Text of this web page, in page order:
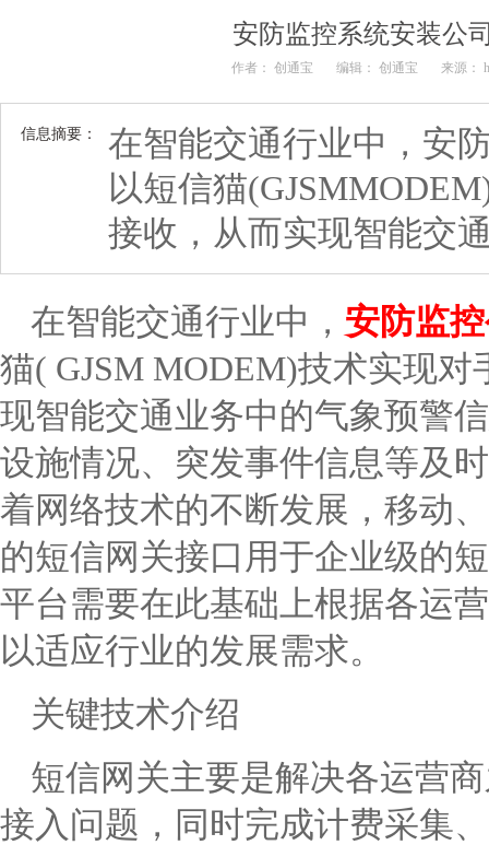
安防监控系统安装公
作者： 创通宝 编辑： 创通宝 来源：
信息摘要：
在智能交通行业中，安
以短信猫
接收，从而实现智能交
在智能交通行业中， 安防监
猫( GJSM MODEM)技术实现
现智能交通业务中的气象预警
设施情况、突发事件信息等及
着网络技术的不断发展，移动
的短信网关接口用于企业级的
平台需要在此基础上根据各运
以适应行业的发展需求。
关键技术介绍
短信网关主要是解决各运营
接入问题，同时完成计费采集